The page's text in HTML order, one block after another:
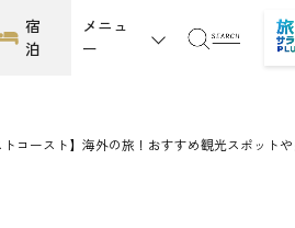
宿
泊
メニュ
ー
コースト】海外の旅！おすすめ観光スポット